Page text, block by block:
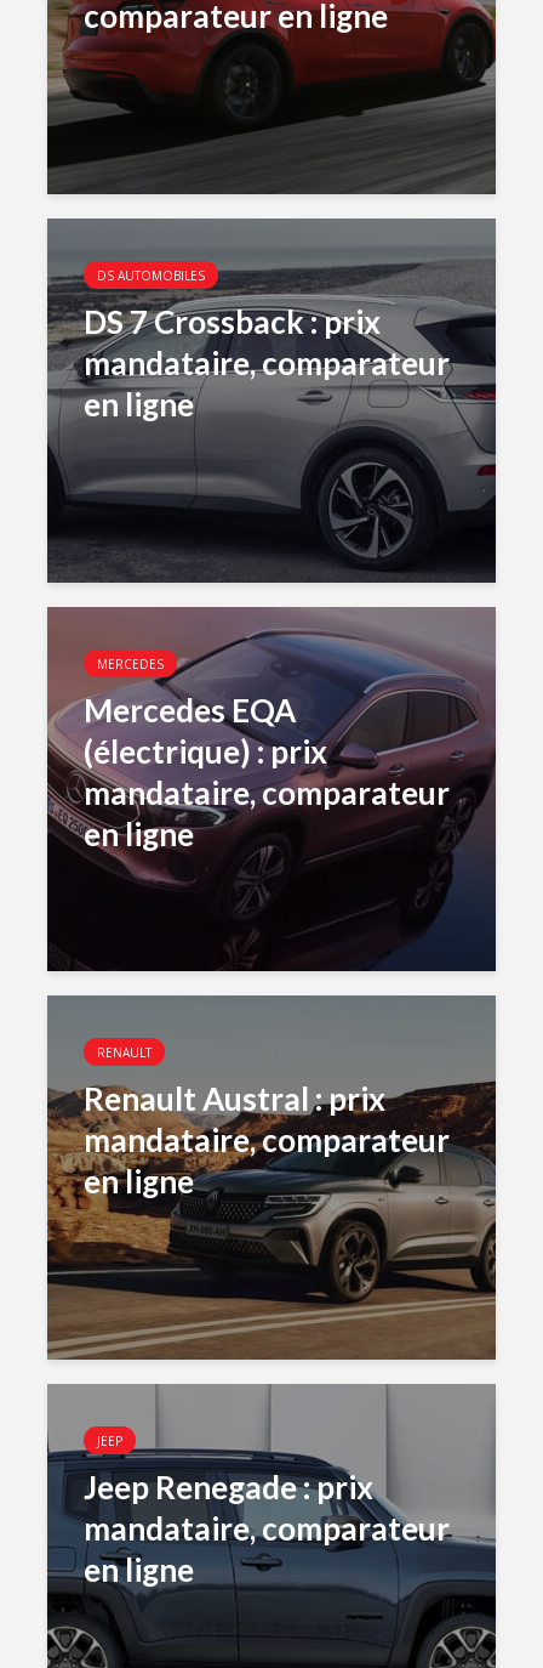
comparateur en ligne
DS AUTOMOBILES
DS 7 Crossback : prix
mandataire, comparateur
en ligne
MERCEDES
Mercedes EQA
(électrique) : prix
mandataire, comparateur
en ligne
RENAULT
Renault Austral : prix
mandataire, comparateur
en ligne
JEEP
Jeep Renegade : prix
mandataire, comparateur
en ligne